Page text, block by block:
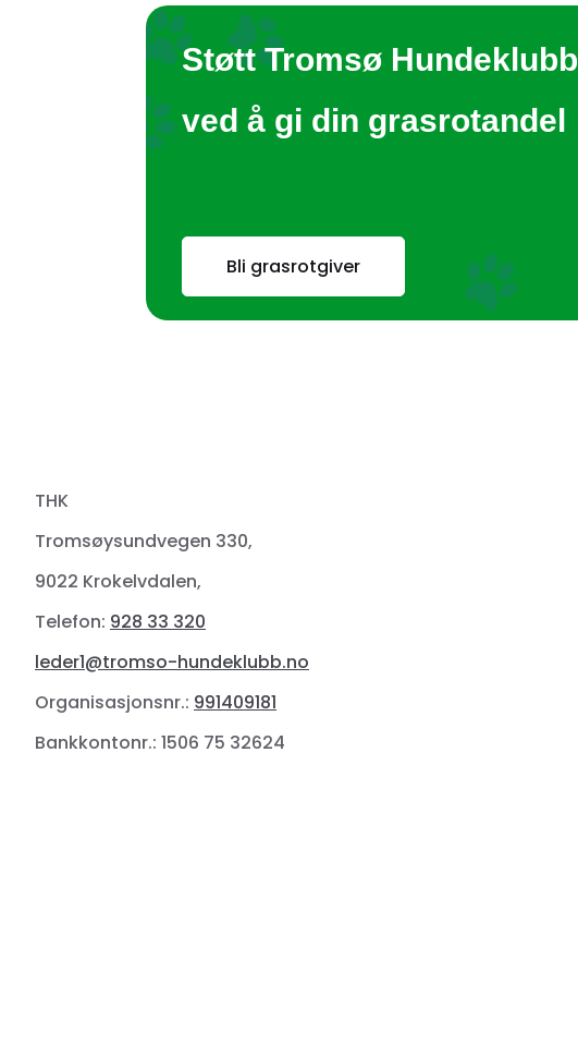
Støtt Tromsø Hundeklubb
ved å gi din grasrotandel
Bli grasrotgiver
THK
Tromsøysundvegen 330,
9022 Krokelvdalen,
Telefon: 928 33 320
leder1@tromso-hundeklubb.no
Organisasjonsnr.: 991409181
Bankkontonr.: 1506 75 32624